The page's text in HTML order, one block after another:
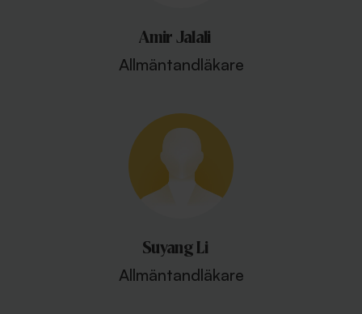
Amir Jalali
Allmäntandläkare
Suyang Li
Allmäntandläkare